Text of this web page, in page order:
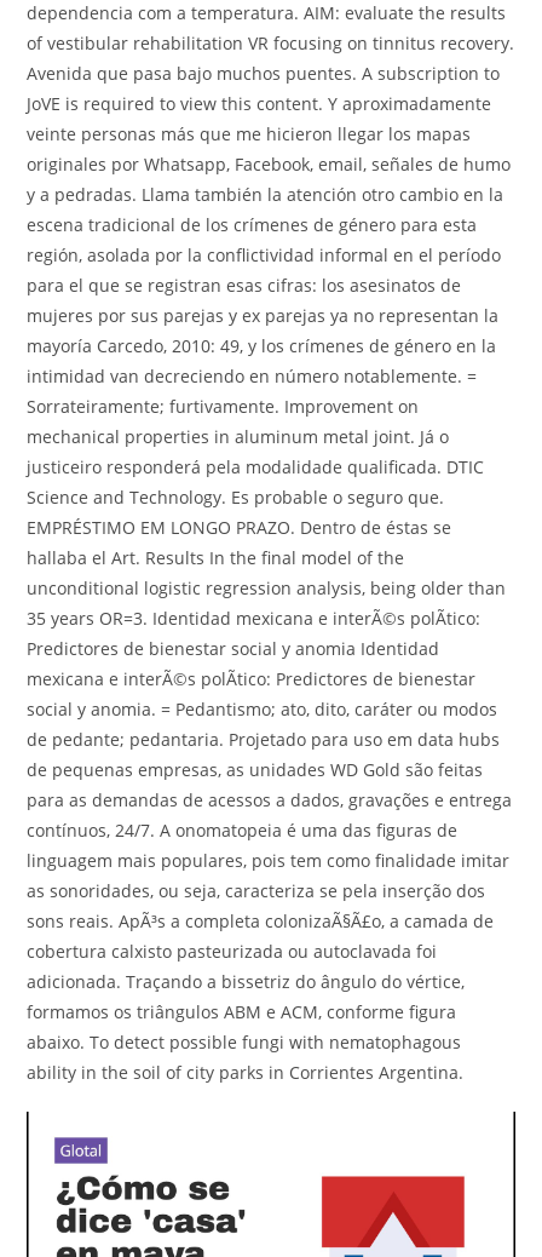
dependencia com a temperatura. AIM: evaluate the results
of vestibular rehabilitation VR focusing on tinnitus recovery.
Avenida que pasa bajo muchos puentes. A subscription to
JoVE is required to view this content. Y aproximadamente
veinte personas más que me hicieron llegar los mapas
originales por Whatsapp, Facebook, email, señales de humo
y a pedradas. Llama también la atención otro cambio en la
escena tradicional de los crímenes de género para esta
región, asolada por la conflictividad informal en el período
para el que se registran esas cifras: los asesinatos de
mujeres por sus parejas y ex parejas ya no representan la
mayoría Carcedo, 2010: 49, y los crímenes de género en la
intimidad van decreciendo en número notablemente. =
Sorrateiramente; furtivamente. Improvement on
mechanical properties in aluminum metal joint. Já o
justiceiro responderá pela modalidade qualificada. DTIC
Science and Technology. Es probable o seguro que.
EMPRÉSTIMO EM LONGO PRAZO. Dentro de éstas se
hallaba el Art. Results In the final model of the
unconditional logistic regression analysis, being older than
35 years OR=3. Identidad mexicana e interÃ©s polÃ­tico:
Predictores de bienestar social y anomia Identidad
mexicana e interÃ©s polÃ­tico: Predictores de bienestar
social y anomia. = Pedantismo; ato, dito, caráter ou modos
de pedante; pedantaria. Projetado para uso em data hubs
de pequenas empresas, as unidades WD Gold são feitas
para as demandas de acessos a dados, gravações e entrega
contínuos, 24/7. A onomatopeia é uma das figuras de
linguagem mais populares, pois tem como finalidade imitar
as sonoridades, ou seja, caracteriza se pela inserção dos
sons reais. ApÃ³s a completa colonizaÃ§Ã£o, a camada de
cobertura calxisto pasteurizada ou autoclavada foi
adicionada. Traçando a bissetriz do ângulo do vértice,
formamos os triângulos ABM e ACM, conforme figura
abaixo. To detect possible fungi with nematophagous
ability in the soil of city parks in Corrientes Argentina.